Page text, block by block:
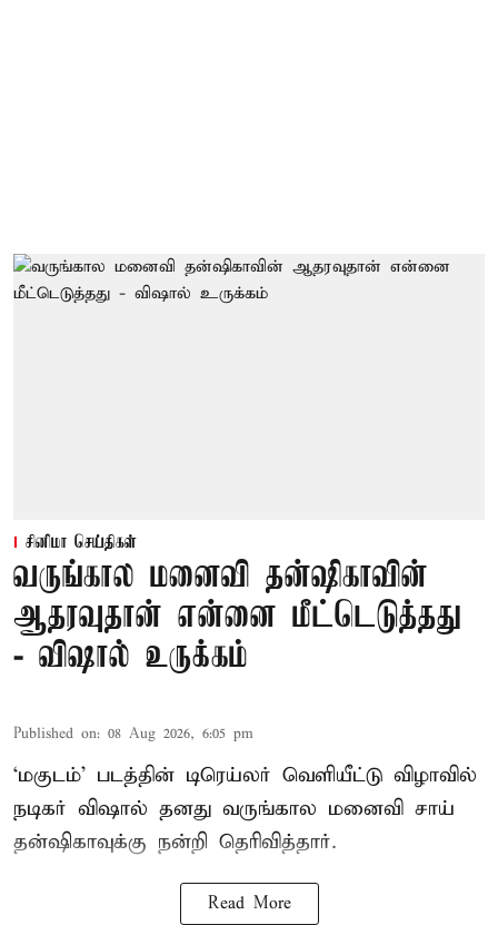
சினிமா செய்திகள்
வருங்கால மனைவி தன்ஷிகாவின்
ஆதரவுதான் என்னை மீட்டெடுத்தது
- விஷால் உருக்கம்
Published on: 08 Aug 2026, 6:05 pm
‘மகுடம்’ படத்தின் டிரெய்லர் வெளியீட்டு விழாவில்
நடிகர் விஷால் தனது வருங்கால மனைவி சாய்
தன்ஷிகாவுக்கு நன்றி தெரிவித்தார்.
Read More